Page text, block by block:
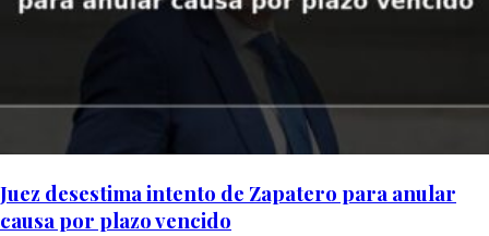
Juez desestima intento de Zapatero para anular
causa por plazo vencido